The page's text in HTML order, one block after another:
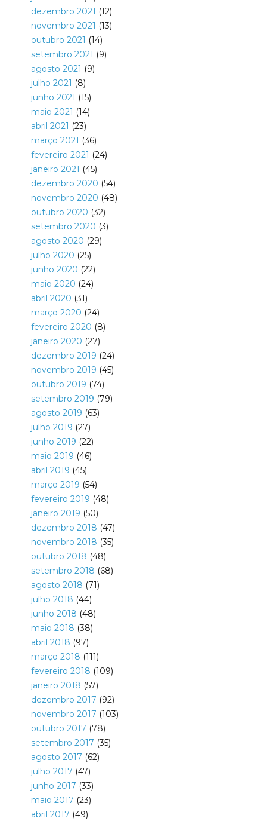
dezembro 2021 (12)
novembro 2021 (13)
outubro 2021 (14)
setembro 2021 (9)
agosto 2021 (9)
julho 2021 (8)
junho 2021 (15)
maio 2021 (14)
abril 2021 (23)
março 2021 (36)
fevereiro 2021 (24)
janeiro 2021 (45)
dezembro 2020 (54)
novembro 2020 (48)
outubro 2020 (32)
setembro 2020 (3)
agosto 2020 (29)
julho 2020 (25)
junho 2020 (22)
maio 2020 (24)
abril 2020 (31)
março 2020 (24)
fevereiro 2020 (8)
janeiro 2020 (27)
dezembro 2019 (24)
novembro 2019 (45)
outubro 2019 (74)
setembro 2019 (79)
agosto 2019 (63)
julho 2019 (27)
junho 2019 (22)
maio 2019 (46)
abril 2019 (45)
março 2019 (54)
fevereiro 2019 (48)
janeiro 2019 (50)
dezembro 2018 (47)
novembro 2018 (35)
outubro 2018 (48)
setembro 2018 (68)
agosto 2018 (71)
julho 2018 (44)
junho 2018 (48)
maio 2018 (38)
abril 2018 (97)
março 2018 (111)
fevereiro 2018 (109)
janeiro 2018 (57)
dezembro 2017 (92)
novembro 2017 (103)
outubro 2017 (78)
setembro 2017 (35)
agosto 2017 (62)
julho 2017 (47)
junho 2017 (33)
maio 2017 (23)
abril 2017 (49)